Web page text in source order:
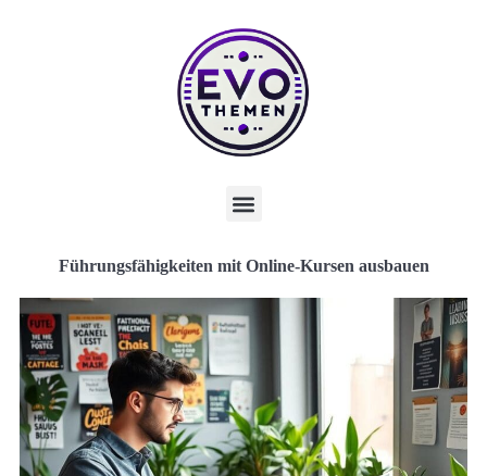
Führungsfähigkeiten mit Online-Kursen ausbauen